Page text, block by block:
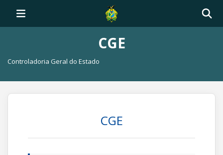
CGE
Controladoria Geral do Estado
CGE